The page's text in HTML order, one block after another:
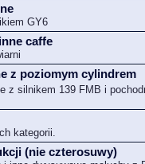
GY6
caffe
z poziomym cylindrem
z silnikem 139 FMB i
kategorii.
(nie czterosuwy)